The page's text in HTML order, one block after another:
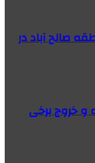
صالح آباد در
و خروج برخی